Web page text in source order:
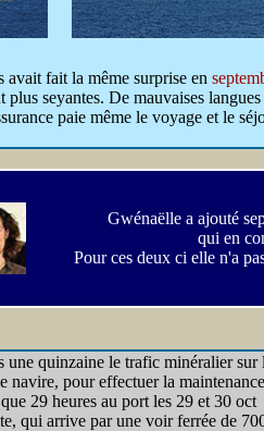
fait la même surprise en
seyantes. De mauvaises
paie même le voyage et le
Gwénaëlle a ajouté
qui en
Pour ces deux ci elle n'a
une quinzaine le trafic minéralier
navire, pour effectuer la
que 29 heures au port les 29 et 30
qui arrive par une voir ferrée de